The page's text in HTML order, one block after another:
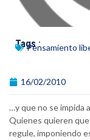
Tags :Pensamiento
16/02/2010
…y que no se impida
Quienes quieren
regule, imponiendo